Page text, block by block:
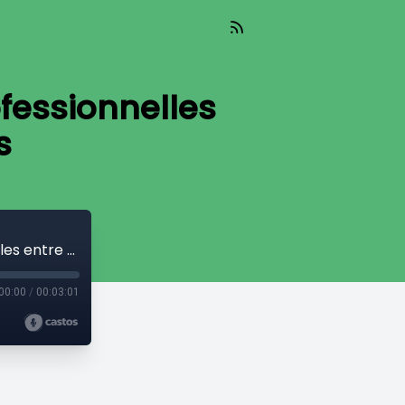
Stéréotypes de genre et inégalités professionnelles entre femmes et hommes
/ 00:03:01